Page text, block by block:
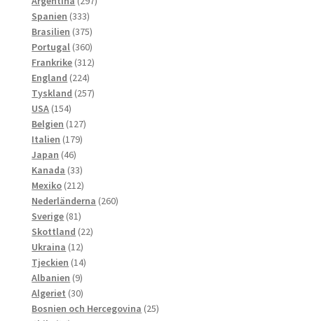
Spanien 333333
produkter
Brasilien 375375
produkter
Portugal 360360
produkter
Frankrike 312312
England 224224
produkter
Tyskland 257257
USA 154154
produkter
Belgien 127127
Italien 179179
Japan 4646
produkter
Kanada 3333
produkter
Mexiko 212212
produkter
Nederländerna 260260
Sverige 8181
produkter
Skottland 2222
Ukraina 1212
produkter
Tjeckien 1414
Albanien 99
produkter
Algeriet 3030
produkter
Bosnien och Hercegovina 2525